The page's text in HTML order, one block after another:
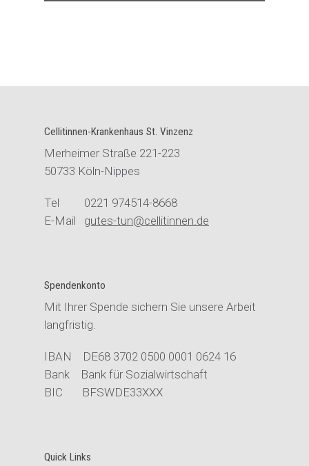
Cellitinnen-Krankenhaus St. Vinzenz
Merheimer Straße 221-223
50733 Köln-Nippes
Tel 0221 974514-8668
E-Mail gutes-tun@cellitinnen.de
Spendenkonto
Mit Ihrer Spende sichern Sie unsere Arbeit
langfristig.
IBAN DE68 3702 0500 0001 0624 16
Bank Bank für Sozialwirtschaft
BIC BFSWDE33XXX
Quick Links